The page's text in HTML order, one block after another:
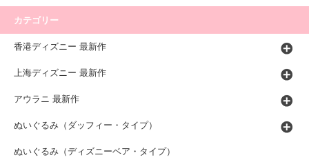
カテゴリー
香港ディズニー 最新作
上海ディズニー 最新作
アウラニ 最新作
ぬいぐるみ（ダッフィー・タイプ）
ぬいぐるみ（ディズニーベア・タイプ）